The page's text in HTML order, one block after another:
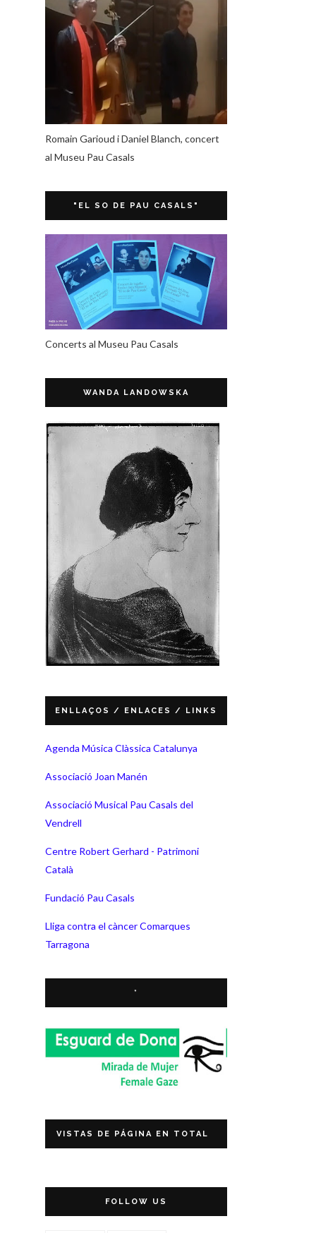
Romain Garioud i Daniel Blanch, concert
al Museu Pau Casals
"EL SO DE PAU CASALS"
Concerts al Museu Pau Casals
WANDA LANDOWSKA
ENLLAÇOS / ENLACES / LINKS
Agenda Música Clàssica Catalunya
Associació Joan Manén
Associació Musical Pau Casals del
Vendrell
Centre Robert Gerhard - Patrimoni
Català
Fundació Pau Casals
Lliga contra el càncer Comarques
Tarragona
*
VISTAS DE PÁGINA EN TOTAL
FOLLOW US